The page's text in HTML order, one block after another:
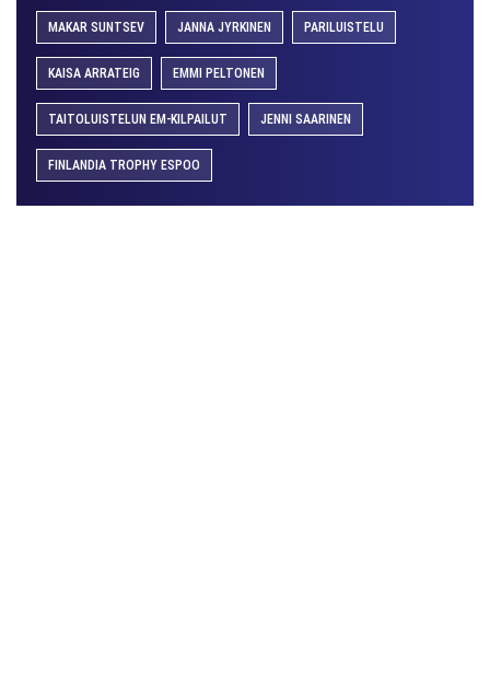
MAKAR SUNTSEV JANNA JYRKINEN PARILUISTELU
KAISA ARRATEIG EMMI PELTONEN
TAITOLUISTELUN EM-KILPAILUT JENNI SAARINEN
FINLANDIA TROPHY ESPOO